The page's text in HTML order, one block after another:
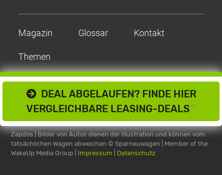
DEAL ABGELAUFEN? FINDE HIER
VERGLEICHBARE LEASING-DEALS**
Magazin Glossar Kontakt
Themen
Zapdos | Bilder von Autos dienen der Illustration und können vom
tatsächlichen Wagen abweichen© Sparneuwagen | Member of the
WakeUp Media Group | Impressum Datenschutz